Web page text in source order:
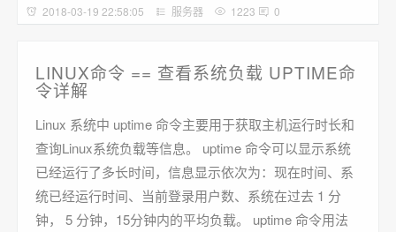
2018-03-19 22:58:05 服务器 1223 0
LINUX命令 == 查看系统负载 UPTIME命
令详解
Linux 系统中 uptime 命令主要用于获取主机运行时长和
查询Linux系统负载等信息。 uptime 命令可以显示系统
已经运行了多长时间，信息显示依次为：现在时间、系
统已经运行时间、当前登录用户数、系统在过去 1 分
钟， 5 分钟，15分钟内的平均负载。 uptime 命令用法